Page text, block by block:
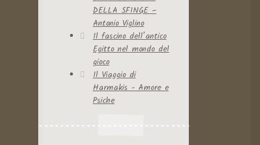
DELLA SFINGE –
Antonio Viglino
Il fascino dell’antico
Egitto nel mondo del
gioco
Il Viaggio di
Harmakis - Amore e
Psiche